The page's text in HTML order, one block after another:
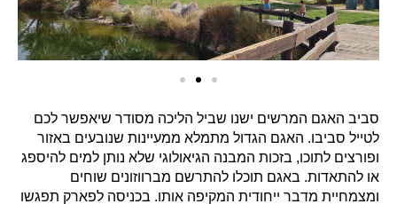
סביב האגם המרשים ישנו שביל הליכה מסודר שיאפשר לכם
לטייל סביבו. האגם הגדול מתמלא ממעיינות שנובעים באזור
ופורצים לתוכו, בזכות המבנה הגיאולוגי שלא נותן למים להיספג
או להתאדות. באגם תוכלו להתרשם מברווזונים שוחים
ומצמחיית מדבר ייחודית המקיפה אותו. בכניסה לפארק תפגשו